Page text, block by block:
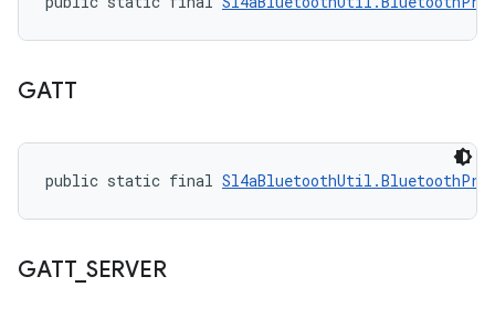
GATT
public static final
GATT_ SERVER